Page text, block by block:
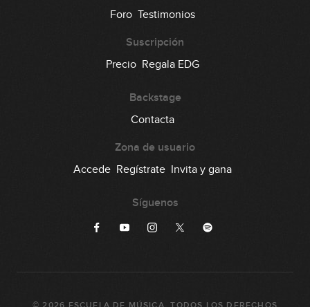
Foro Testimonios
Suscripción
Precio Regala EDG
Backstage
Contacta
Zona de usuario
Accede Regístrate Invita y gana
Síguenos